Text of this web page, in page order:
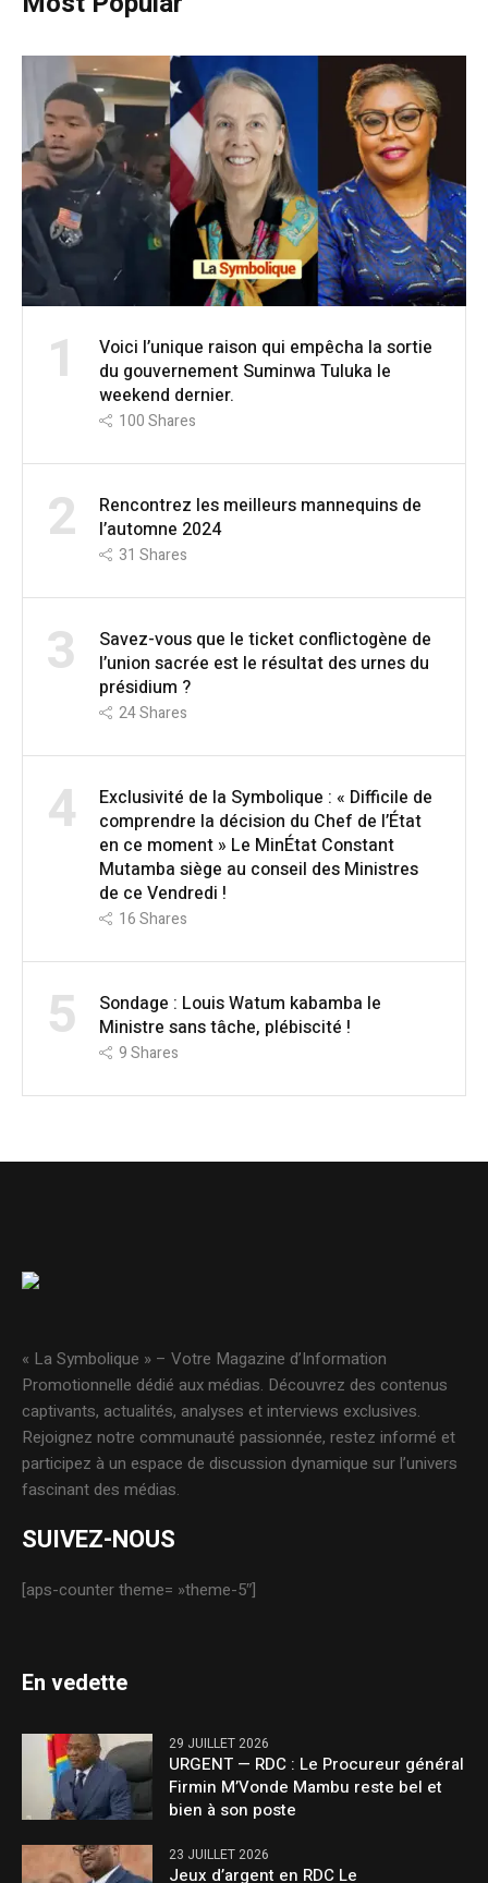
1
Voici l’unique raison qui empêcha la sortie
du gouvernement Suminwa Tuluka le
weekend dernier.
100Shares
2
Rencontrez les meilleurs mannequins de
l’automne 2024
31 Shares
3
Savez-vous que le ticket conflictogène de
l’union sacrée est le résultat des urnes du
présidium ?
24Shares
4
Exclusivité de la Symbolique : « Difficile de
comprendre la décision du Chef de l’État
en ce moment » Le MinÉtat Constant
Mutamba siège au conseil des Ministres
de ce Vendredi !
16Shares
5
Sondage : Louis Watum kabamba le
Ministre sans tâche, plébiscité !
9Shares
« La Symbolique » – Votre Magazine d’Information
Promotionnelle dédié aux médias. Découvrez des contenus
captivants, actualités, analyses et interviews exclusives.
Rejoignez notre communauté passionnée, restez informé et
participez à un espace de discussion dynamique sur l’univers
fascinant des médias.
SUIVEZ-NOUS
[aps-counter theme= »theme-5″]
En vedette
29 JUILLET 2026
URGENT — RDC : Le Procureur général
Firmin M’Vonde Mambu reste bel et
bien à son poste
23 JUILLET 2026
Jeux d’argent en RDC Le